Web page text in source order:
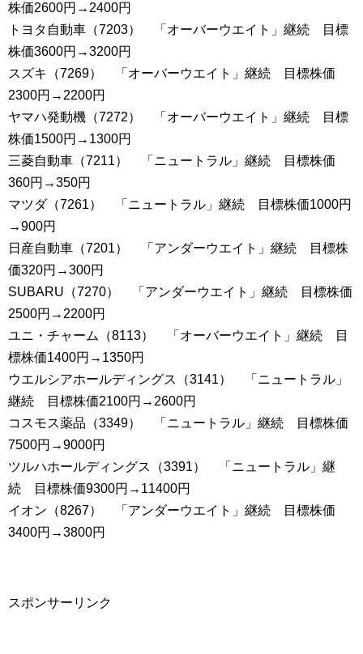
株価2600円→2400円
トヨタ自動車（7203） 「オーバーウエイト」継続 目標
株価3600円→3200円
スズキ（7269） 「オーバーウエイト」継続 目標株価
2300円→2200円
ヤマハ発動機（7272） 「オーバーウエイト」継続 目標
株価1500円→1300円
三菱自動車（7211） 「ニュートラル」継続 目標株価
360円→350円
マツダ（7261） 「ニュートラル」継続 目標株価1000円
→900円
日産自動車（7201） 「アンダーウエイト」継続 目標株
価320円→300円
SUBARU（7270） 「アンダーウエイト」継続 目標株価
2500円→2200円
ユニ・チャーム（8113） 「オーバーウエイト」継続 目
標株価1400円→1350円
ウエルシアホールディングス（3141） 「ニュートラル」
継続 目標株価2100円→2600円
コスモス薬品（3349） 「ニュートラル」継続 目標株価
7500円→9000円
ツルハホールディングス（3391） 「ニュートラル」継
続 目標株価9300円→11400円
イオン（8267） 「アンダーウエイト」継続 目標株価
3400円→3800円
スポンサーリンク